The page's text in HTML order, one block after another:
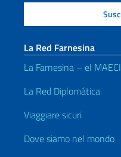
La Red Farnesina
La Farnesina – el MAECI
La Red Diplomática
Viaggiare sicuri
Dove siamo nel mondo